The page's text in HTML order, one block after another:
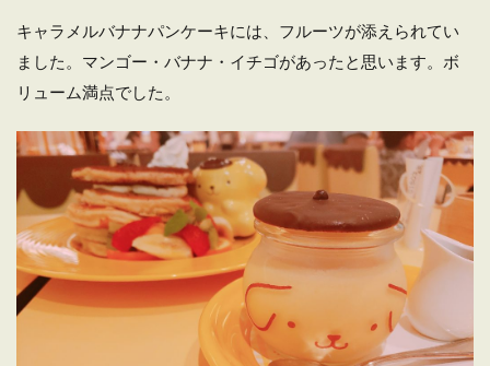
キャラメルバナナパンケーキには、フルーツが添えられてい
ました。マンゴー・バナナ・イチゴがあったと思います。ボ
リューム満点でした。